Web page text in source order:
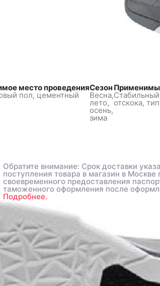
место проведения
пол, цементный
Сезон
Весна,
лето,
осень,
зима
отскока,
Обратите внимание: Срок доставки
поступления товара в магазин в Москве
своевременного предоставления
таможенного оформления после
Подробнее.
Обратите внимание: Срок доставки
поступления товара в магазин в Москве
своевременного предоставления
таможенного оформления после
Подробнее.